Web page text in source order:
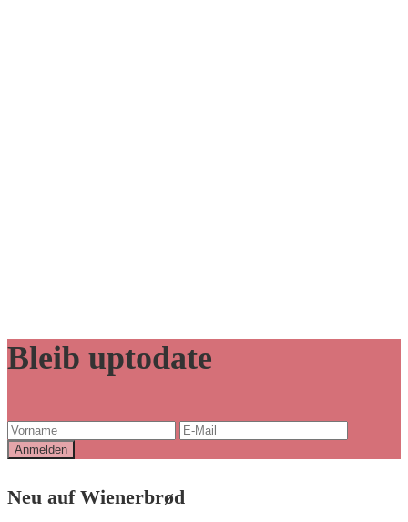
Bleib uptodate
Neu auf Wienerbrød